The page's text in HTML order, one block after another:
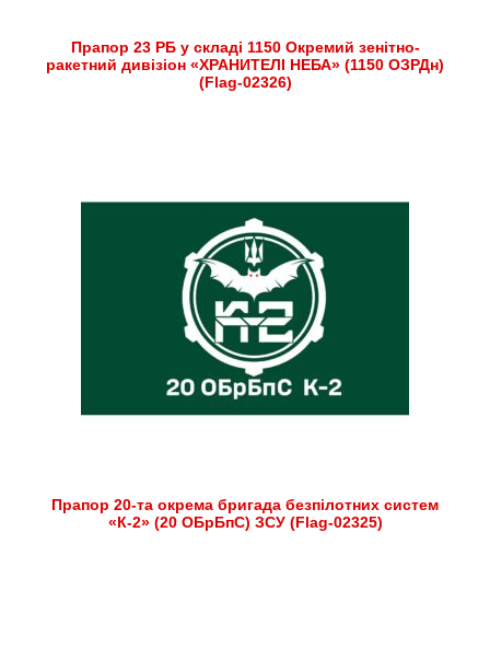
Прапор 23 РБ у складі 1150 Окремий зенітно-
ракетний дивізіон «ХРАНИТЕЛІ НЕБА» (1150 ОЗРДн)
(Flag-02326)
Прапор 20-та окрема бригада безпілотних систем
«К-2» (20 ОБрБпС) ЗСУ (Flag-02325)